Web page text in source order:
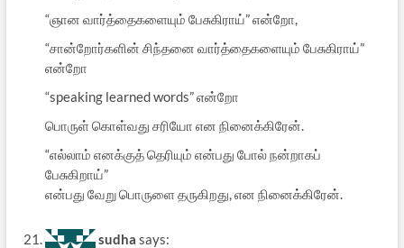
“ஞான‌ வார்த்தைக‌ளையும் பேசுகிராய்” என்றோ,
“சான்றோர்க‌ளின் சிந்த‌னை வார்த்தைக‌ளையும் பேசுகிராய்”
என்றோ
“speaking learned words” என்றோ
பொருள் கொள்வது ச‌ரியோ என‌ நினைக்கிரேன்.
“எல்லாம் எனக்குத் தெரியும் என்பது போல் நன்றாகப்
பேசுகிறாய்”
என்பது வேறு பொருளை த‌ருகிற‌து, என‌ நினைக்கிரேன்.
sudha says: